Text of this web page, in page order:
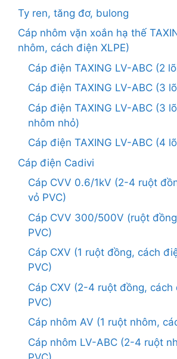
Ty ren, tăng đơ, bulong
Cáp nhôm vặn xoắn hạ thế
nhôm, cách điện XLPE)
Cáp điện TAXING LV-ABC (2
Cáp điện TAXING LV-ABC (3
Cáp điện TAXING LV-ABC (3
nhôm nhỏ)
Cáp điện TAXING LV-ABC (4
Cáp điện Cadivi
Cáp CVV 0.6/1kV (2-4 ruột
vỏ PVC)
Cáp CVV 300/500V (ruột
PVC)
Cáp CXV (1 ruột đồng, cách
PVC)
Cáp CXV (2-4 ruột đồng, cách
PVC)
Cáp nhôm AV (1 ruột nhôm,
Cáp nhôm LV-ABC (2-4 ruột